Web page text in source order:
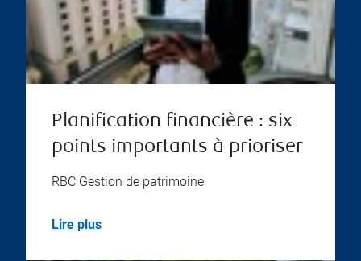
Planification financière : six
points importants à prioriser
RBC Gestion de patrimoine
Lire plus